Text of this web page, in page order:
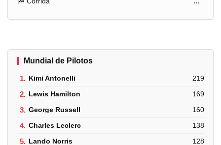
Mundial de Pilotos
1. Kimi Antonelli 219
2. Lewis Hamilton 169
3. George Russell 160
4. Charles Leclerc 138
5. Lando Norris 128